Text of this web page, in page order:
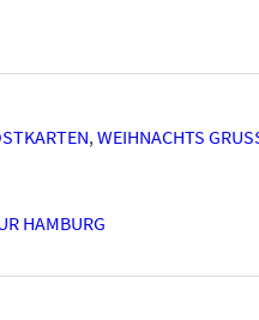
, WEIHNACHTS
HAMBURG